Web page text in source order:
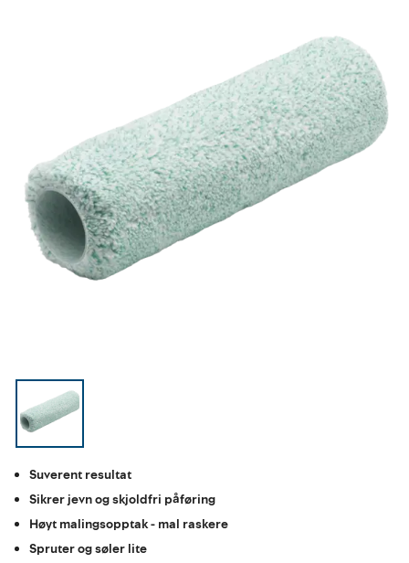
Suverent resultat
Sikrer jevn og skjoldfri påføring
Høyt malingsopptak - mal raskere
Spruter og søler lite